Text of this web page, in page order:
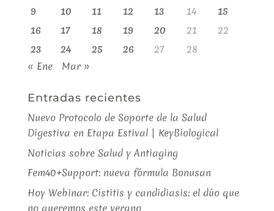
9
10 11 12 13 14
15
16
17 18 19 20 21
22
23
24 25 26 27
28
« Ene
Mar »
Entradas recientes
Nuevo Protocolo de Soporte de la Salud
Digestiva en Etapa Estival | KeyBiological
Noticias sobre Salud y Antiaging
Fem40+Support: nueva fórmula Bonusan
Hoy Webinar: Cistitis y candidiasis: el dúo que
no queremos este verano